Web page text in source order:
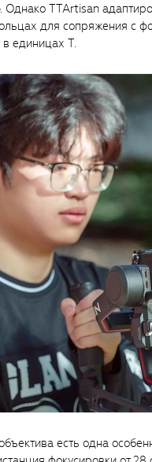
Однако TTArtisan
для сопряжения с
единицах T.
есть одна